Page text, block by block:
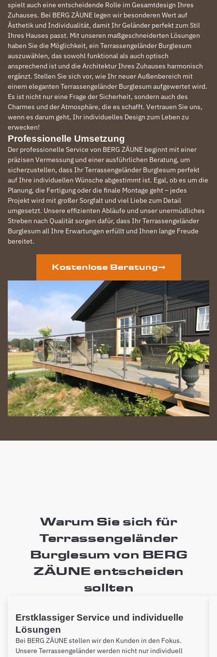
spielt auch eine entscheidende Rolle im Gesamtdesign Ihres
Zuhauses. Bei BERG ZÄUNE legen wir besonderen Wert auf
Ästhetik und Individualität, damit Ihr Geländer perfekt zum Stil
Ihres Hauses passt. Mit unseren maßgeschneiderten Lösungen
haben Sie die Möglichkeit, ein Terrassengeländer Burglesum
auszuwählen, das sowohl funktional als auch optisch
ansprechend ist und die Architektur Ihres Zuhauses harmonisch
ergänzt. Stellen Sie sich vor, wie Ihr neuer Außenbereich mit
einem eleganten Terrassengeländer Burglesum aufgewertet wird.
Es ist nicht nur eine Frage der Sicherheit, sondern auch des
Charmes und der Atmosphäre, die es schafft. Vertrauen Sie uns,
wenn es darum geht, Ihr individuelles Design zum Leben zu
erwecken!
Professionelle Umsetzung
Der professionelle Service von BERG ZÄUNE beginnt mit einer
präzisen Vermessung und einer ausführlichen Beratung, um
sicherzustellen, dass Ihr Terrassengeländer Burglesum perfekt
auf Ihre individuellen Wünsche abgestimmt ist. Egal, ob es um die
Planung, die Fertigung oder die finale Montage geht – jedes
Projekt wird mit großer Sorgfalt und viel Liebe zum Detail
umgesetzt. Unsere effizienten Abläufe und unser unermüdliches
Streben nach Qualität sorgen dafür, dass Ihr Terrassengeländer
Burglesum all Ihre Erwartungen erfüllt und Ihnen lange Freude
bereitet.
Kostenlose Beratung
Warum Sie sich für
Terrassengeländer
Burglesum von BERG
ZÄUNE entscheiden
sollten
Erstklassiger Service und individuelle
Lösungen
Bei BERG ZÄUNE stellen wir den Kunden in den Fokus.
Unsere Terrassengeländer werden nicht nur individuell